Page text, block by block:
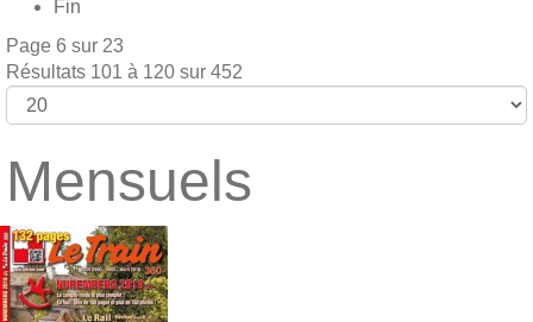
Fin
Page 6 sur 23
Résultats 101 à 120 sur 452
Mensuels